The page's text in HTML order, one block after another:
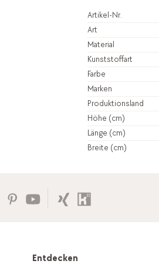
Artikel-Nr.
Art
Material
Kunststoffart
Farbe
Marken
Produktionsland
Höhe (cm)
Länge (cm)
Breite (cm)
Entdecken